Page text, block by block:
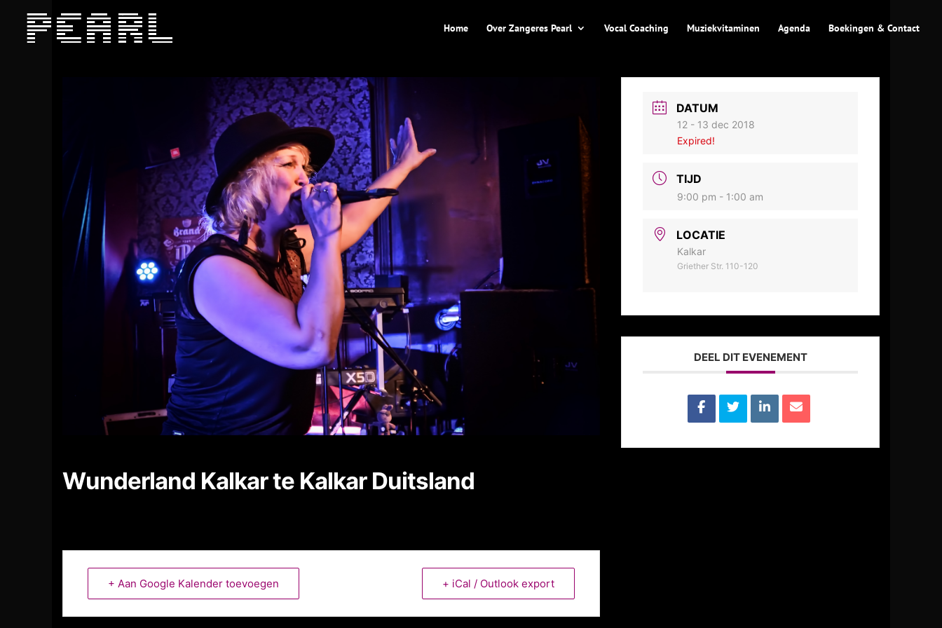
Home Over Zangeres Pearl Vocal Coaching Muziekvitaminen Agenda Boekingen & Contact
Wunderland Kalkar te Kalkar Duitsland
+ Aan Google Kalender toevoegen + iCal / Outlook export
DATUM
12 - 13 dec 2018
Expired!
TIJD
9:00 pm - 1:00 am
LOCATIE
Kalkar
Griether Str. 110-120
DEEL DIT EVENEMENT